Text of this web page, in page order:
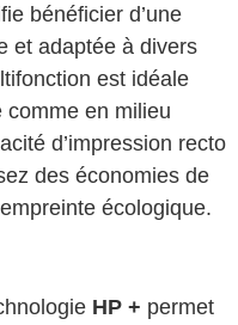
bénéficier d’une
et adaptée à divers
est idéale
comme en milieu
d’impression recto
des économies de
écologique.
HP + permet